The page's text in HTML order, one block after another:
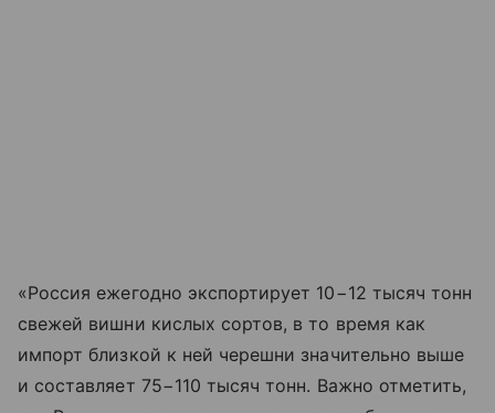
«Россия ежегодно экспортирует 10−12 тысяч тонн
свежей вишни кислых сортов, в то время как
импорт близкой к ней черешни значительно выше
и составляет 75−110 тысяч тонн. Важно отметить,